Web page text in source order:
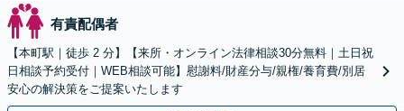
有責配偶者
【本町駅｜徒歩 2 分】【来所・オンライン法律相談30分無料｜土日祝
日相談予約受付｜WEB相談可能】慰謝料/財産分与/親権/養育費/別居
安心の解決策をご提案いたします